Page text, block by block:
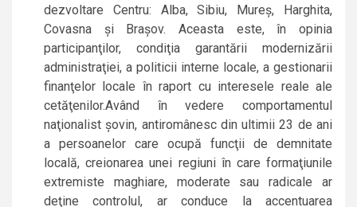
dezvoltare Centru: Alba, Sibiu, Mureş, Harghita,
Covasna şi Braşov. Aceasta este, în opinia
participanţilor, condiţia garantării modernizării
administraţiei, a politicii interne locale, a gestionarii
finanţelor locale în raport cu interesele reale ale
cetăţenilor.Având în vedere comportamentul
naţionalist şovin, antiromânesc din ultimii 23 de ani
a persoanelor care ocupă funcţii de demnitate
locală, creionarea unei regiuni în care formaţiunile
extremiste maghiare, moderate sau radicale ar
deţine controlul, ar conduce la accentuarea